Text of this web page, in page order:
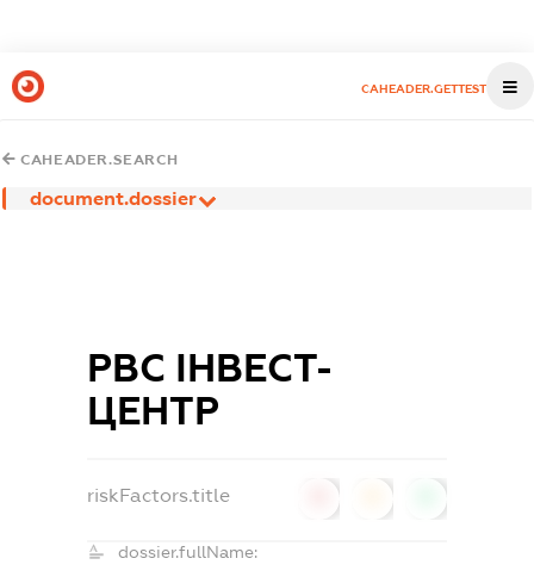
CAHEADER.GETTEST
CAHEADER.SEARCH
document.dossier
РВС ІНВЕСТ-
ЦЕНТР
riskFactors.title
dossier.fullName: